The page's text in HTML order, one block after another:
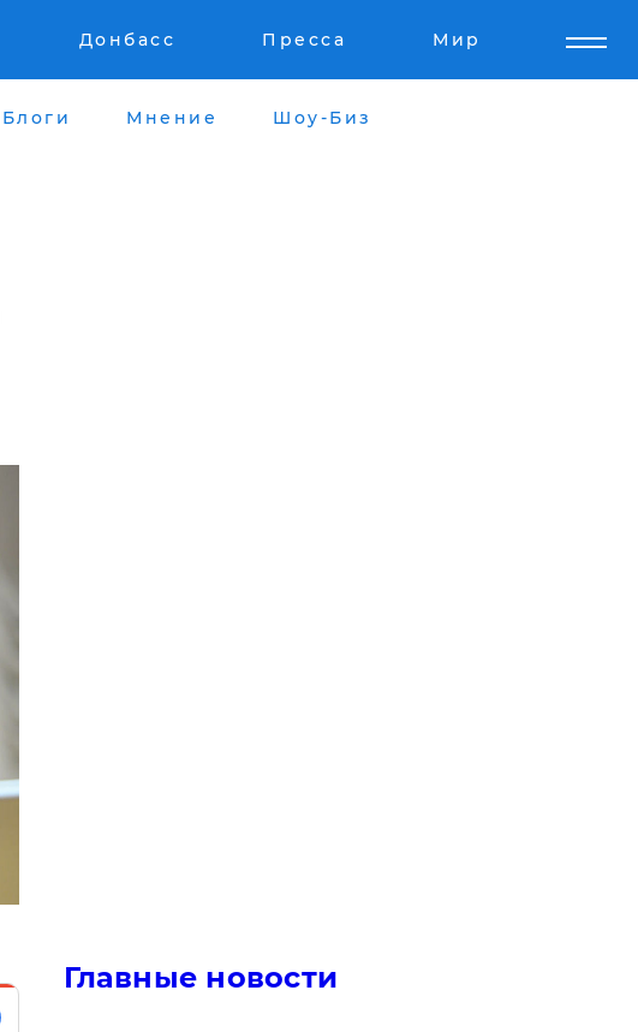
Донбасс Пресса Мир
Блоги Мнение Шоу-Биз
Главные новости